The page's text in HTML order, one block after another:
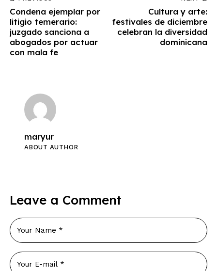
Condena ejemplar por
litigio temerario:
juzgado sanciona a
abogados por actuar
con mala fe
Cultura y arte:
festivales de diciembre
celebran la diversidad
dominicana
maryur
ABOUT AUTHOR
Leave a Comment